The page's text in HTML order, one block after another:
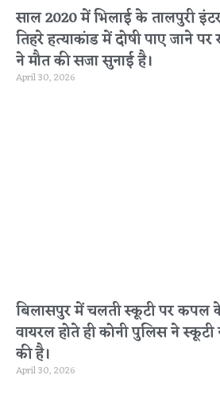
साल 2020 में भिलाई के तालपुरी
तिहरे हत्याकांड में दोषी पाए जाने
ने मौत की सजा सुनाई है।
April 30, 2026
बिलासपुर में चलती स्कूटी पर कपल के
वायरल होते ही कोनी पुलिस ने
की है।
April 30, 2026